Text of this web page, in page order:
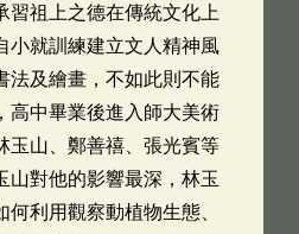
習祖上之德在傳統文化上
小就訓練建立文人精神風
法及繪畫，不如此則不能
高中畢業後進入師大美術
玉山、鄭善禧、張光賓等
山對他的影響最深，林玉
利用觀察動植物生態、